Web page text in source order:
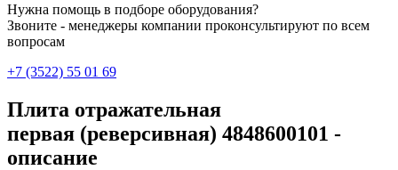
Нужна помощь в подборе оборудования?
Звоните - менеджеры компании проконсультируют по всем
вопросам
+7 (3522) 55 01 69
Плита отражательная
первая (реверсивная) 4848600101 -
описание